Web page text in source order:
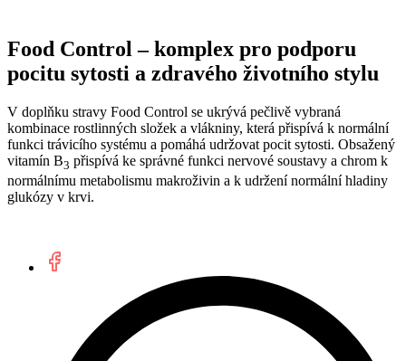
Food Control – komplex pro podporu
pocitu sytosti a zdravého životního stylu
V doplňku stravy Food Control se ukrývá pečlivě vybraná
kombinace rostlinných složek a vlákniny, která přispívá k normální
funkci trávicího systému a pomáhá udržovat pocit sytosti. Obsažený
vitamín B3 přispívá ke správné funkci nervové soustavy a chrom k
normálnímu metabolismu makroživin a k udržení normální hladiny
glukózy v krvi.